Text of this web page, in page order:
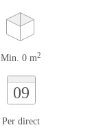
Min. 0 m2
09
Per direct